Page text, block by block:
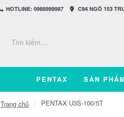
HOTLINE: 0988999987 C94 NGÕ 153
PENTAX SẢN
Trang chủ PENTAX U3S-100/5T